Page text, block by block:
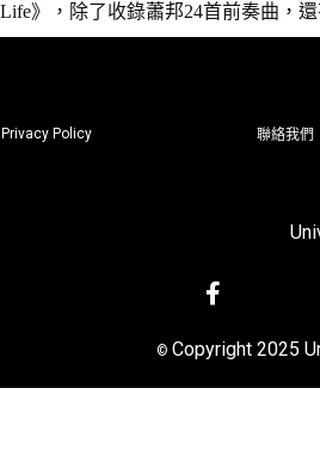
》，除了收錄蕭邦24首前奏曲，
Privacy Policy 聯絡我們
© Copyright 2025